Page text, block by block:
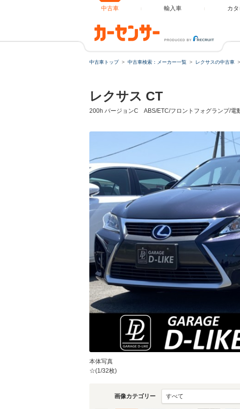
中古車 輸入車 カ
中古車トップ 中古車検索：メーカー一覧 レクサスの中古車
レクサス CT
200h バージョンC ABS/ETC/フロントフォグランプ/電
本体写真
☆(1/32枚)
画像カテゴリー